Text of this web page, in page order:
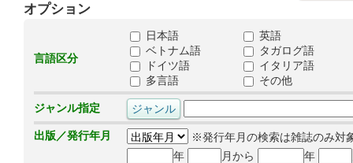
オプション
言語区分
日本語
英語
ベトナム語
タガログ語
ドイツ語
イタリア語
多言語
その他
ジャンル指定
出版／発行年月
※発行年月の検索は雑誌のみ対
年
月から 年